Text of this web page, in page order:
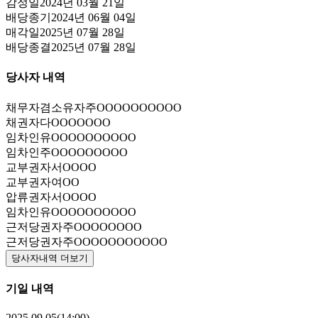
감정일2024년 03월 21일
배당종기 2024년 06월 04일
매각일2025년 07월 28일
배당종결2025년 07월 28일
당사자 내역
채무자겸소유자주OOOOOOOOOO
채권자다OOOOOOO
임차인유OOOOOOOOOO
임차인주OOOOOOOOO
교부권자서OOOO
교부권자여OO
압류권자서OOOO
임차인유OOOOOOOOOO
근저당권자주OOOOOOOO
근저당권자주OOOOOOOOOOO
당사자내역 더보기
기일 내역